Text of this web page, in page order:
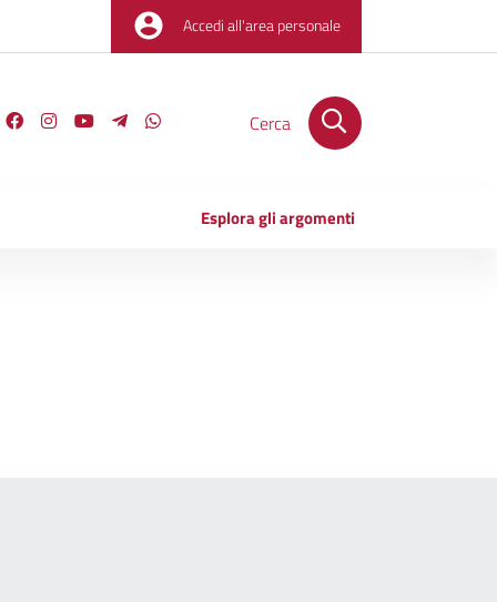
Accedi all'area personale
Cerca
Esplora gli argomenti